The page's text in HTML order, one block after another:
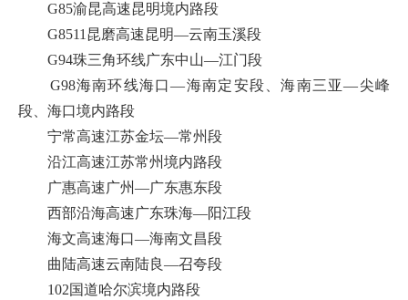
G85渝昆高速昆明境内路段
G8511昆磨高速昆明—云南玉溪段
G94珠三角环线广东中山—江门段
G98海南环线海口—海南定安段、海南三亚—尖峰
段、海口境内路段
宁常高速江苏金坛—常州段
沿江高速江苏常州境内路段
广惠高速广州—广东惠东段
西部沿海高速广东珠海—阳江段
海文高速海口—海南文昌段
曲陆高速云南陆良—召夸段
102国道哈尔滨境内路段